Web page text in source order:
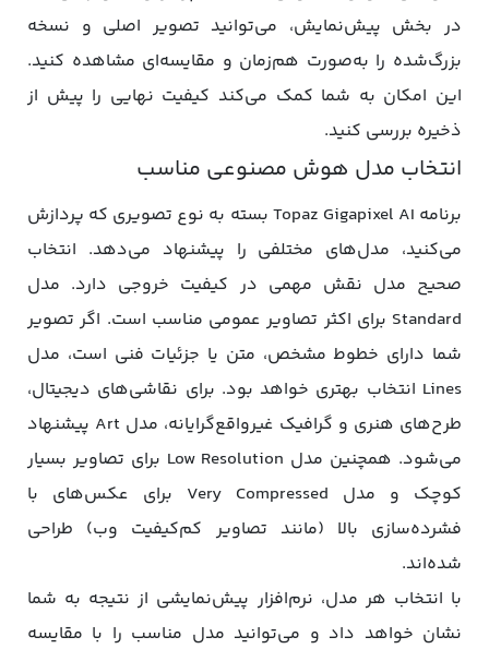
در بخش پیش‌نمایش، می‌توانید تصویر اصلی و نسخه
بزرگ‌شده را به‌صورت هم‌زمان و مقایسه‌ای مشاهده کنید.
این امکان به شما کمک می‌کند کیفیت نهایی را پیش از
ذخیره بررسی کنید.
انتخاب مدل هوش مصنوعی مناسب
برنامه Topaz Gigapixel AI بسته به نوع تصویری که پردازش
می‌کنید، مدل‌های مختلفی را پیشنهاد می‌دهد. انتخاب
صحیح مدل نقش مهمی در کیفیت خروجی دارد. مدل
Standard برای اکثر تصاویر عمومی مناسب است. اگر تصویر
شما دارای خطوط مشخص، متن یا جزئیات فنی است، مدل
Lines انتخاب بهتری خواهد بود. برای نقاشی‌های دیجیتال،
طرح‌های هنری و گرافیک غیرواقع‌گرایانه، مدل Art پیشنهاد
می‌شود. همچنین مدل Low Resolution برای تصاویر بسیار
کوچک و مدل Very Compressed برای عکس‌های با
فشرده‌سازی بالا (مانند تصاویر کم‌کیفیت وب) طراحی
شده‌اند.
با انتخاب هر مدل، نرم‌افزار پیش‌نمایشی از نتیجه به شما
نشان خواهد داد و می‌توانید مدل مناسب را با مقایسه